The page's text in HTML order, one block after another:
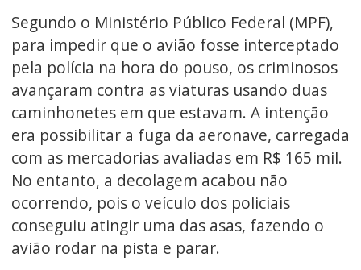
Segundo o Ministério Público Federal (MPF),
para impedir que o avião fosse interceptado
pela polícia na hora do pouso, os criminosos
avançaram contra as viaturas usando duas
caminhonetes em que estavam. A intenção
era possibilitar a fuga da aeronave, carregada
com as mercadorias avaliadas em R$ 165 mil.
No entanto, a decolagem acabou não
ocorrendo, pois o veículo dos policiais
conseguiu atingir uma das asas, fazendo o
avião rodar na pista e parar.